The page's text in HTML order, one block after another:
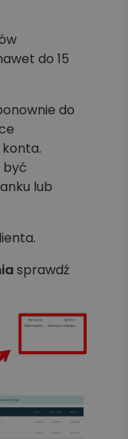
do 15
do
być
lub
sprawdź